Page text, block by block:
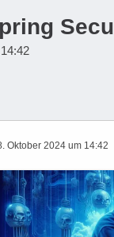
Oktober 2024 um 14:42